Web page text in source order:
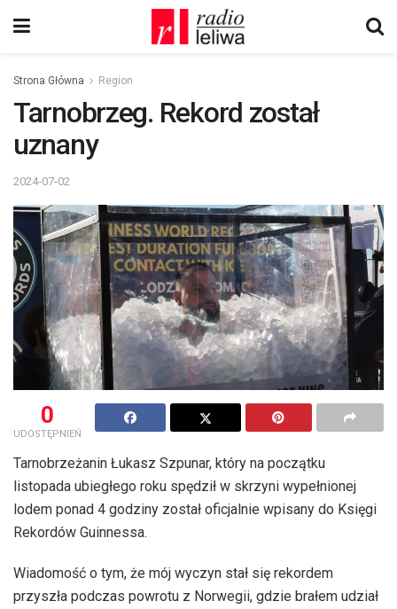
Strona Główna Region
Tarnobrzeg. Rekord został
uznany
2024-07-02
0
UDOSTĘPNIEŃ
Tarnobrzeżanin Łukasz Szpunar, który na początku
listopada ubiegłego roku spędził w skrzyni wypełnionej
lodem ponad 4 godziny został oficjalnie wpisany do Księgi
Rekordów Guinnessa.
Wiadomość o tym, że mój wyczyn stał się rekordem
przyszła podczas powrotu z Norwegii, gdzie brałem udział